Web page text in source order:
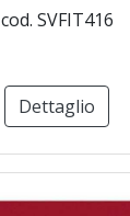
cod. SVFIT416
Dettaglio